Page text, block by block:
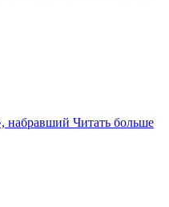
набравший Читать больше